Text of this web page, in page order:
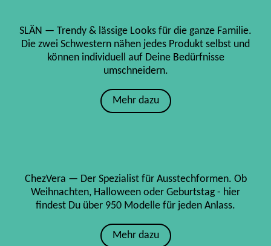
SLÄN — Trendy & lässige Looks für die ganze Familie.
Die zwei Schwestern nähen jedes Produkt selbst und
können individuell auf Deine Bedürfnisse
umschneidern.
Mehr dazu
ChezVera — Der Spezialist für Ausstechformen. Ob
Weihnachten, Halloween oder Geburtstag - hier
findest Du über 950 Modelle für jeden Anlass.
Mehr dazu